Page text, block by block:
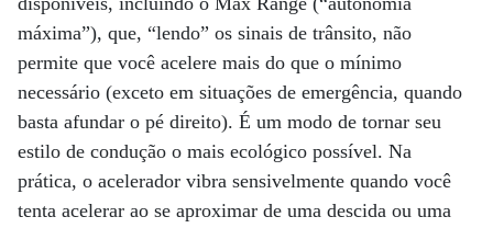
máxima”), que, “lendo” os sinais de trânsito, não
permite que você acelere mais do que o mínimo
necessário (exceto em situações de emergência, quando
basta afundar o pé direito). É um modo de tornar seu
estilo de condução o mais ecológico possível. Na
prática, o acelerador vibra sensivelmente quando você
tenta acelerar ao se aproximar de uma descida ou uma